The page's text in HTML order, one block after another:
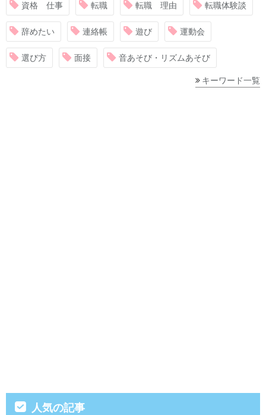
資格 仕事 転職 転職 理由 転職体験談
辞めたい 連絡帳 遊び 運動会
選び方 面接 音あそび・リズムあそび
キーワード一覧
人気の記事